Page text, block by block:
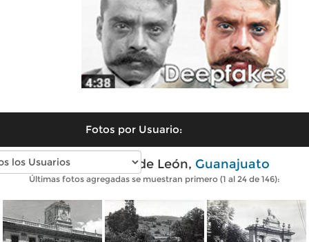
Fotos por Usuario:
Fotos antiguas de León, Guanajuato
Últimas fotos agregadas se muestran primero (1 al 24 de 146):